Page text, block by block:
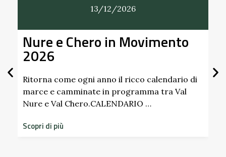
13/12/2026
Nure e Chero in Movimento
2026
Ritorna come ogni anno il ricco calendario di
marce e camminate in programma tra Val
Nure e Val Chero.CALENDARIO …
Scopri di più